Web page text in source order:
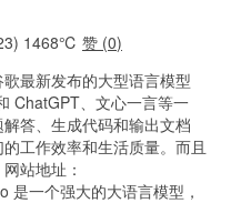
1468℃ 赞 (0)
最新发布的大型语言模型
ChatGPT、文心一言等一
答、生成代码和输出文档
工作效率和生活质量。而且
站地址：
是一个强大的大语言模型，